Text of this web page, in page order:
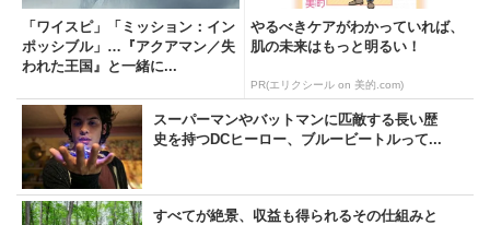
「ワイスピ」「ミッション：イン
ポッシブル」…『アクアマン／失
われた王国』と一緒に...
やるべきケアがわかっていれば、
肌の未来はもっと明るい！
PR(エリクシール on 美的.com)
スーパーマンやバットマンに匹敵する長い歴
史を持つDCヒーロー、ブルービートルって...
すべてが絶景、収益も得られるその仕組みと